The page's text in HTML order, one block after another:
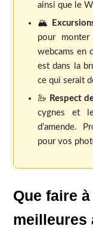
ainsi que le
🏔️
pour
webcams en
est dans la
ce qui serait
🦢 Respect
cygnes et
d’amende.
pour vos
Que faire
meilleures